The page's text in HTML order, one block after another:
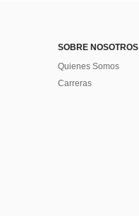
SOBRE NOSOTROS
Quienes Somos
Carreras